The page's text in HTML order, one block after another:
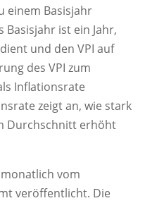
einem Basisjahr
Basisjahr ist ein Jahr,
und den VPI auf
des VPI zum
Inflationsrate
zeigt an, wie stark
Durchschnitt erhöht
vom
veröffentlicht. Die